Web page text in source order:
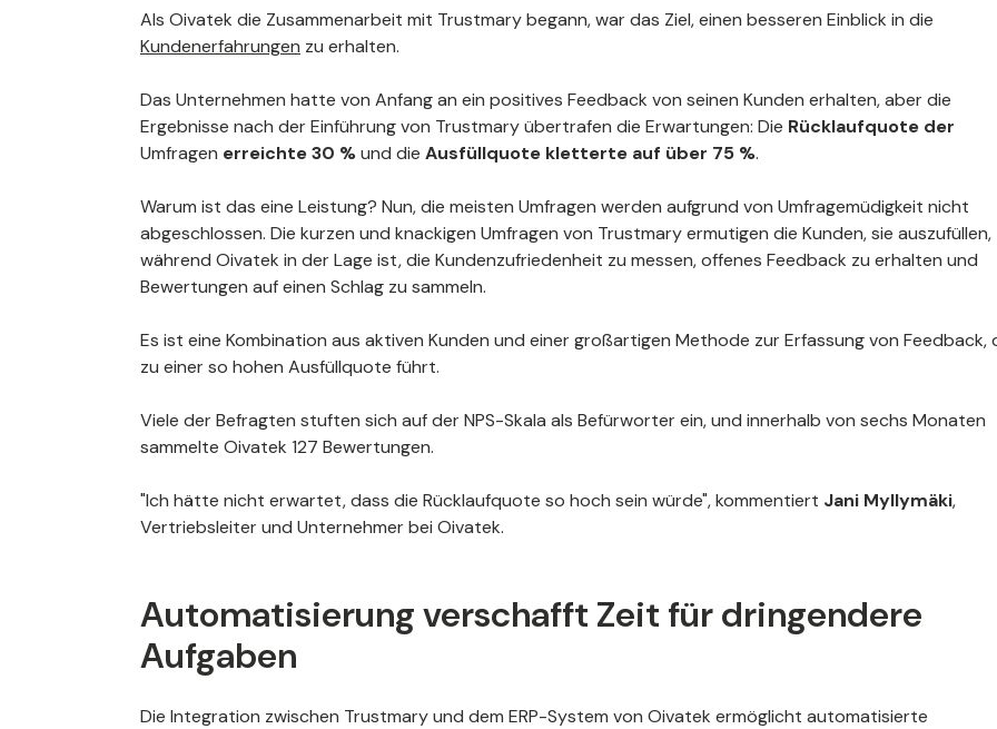
Als Oivatek die Zusammenarbeit mit Trustmary begann, war das Ziel, einen besseren Einblick in die
Kundenerfahrungen zu erhalten.
Das Unternehmen hatte von Anfang an ein positives Feedback von seinen Kunden erhalten, aber die
Ergebnisse nach der Einführung von Trustmary übertrafen die Erwartungen: Die Rücklaufquote der
Umfragen erreichte 30 %und die Ausfüllquote kletterte auf über 75 %.
Warum ist das eine Leistung? Nun, die meisten Umfragen werden aufgrund von Umfragemüdigkeit nicht
abgeschlossen. Die kurzen und knackigen Umfragen von Trustmary ermutigen die Kunden, sie auszufüllen,
während Oivatek in der Lage ist, die Kundenzufriedenheit zu messen, offenes Feedback zu erhalten und
Bewertungen auf einen Schlag zu sammeln.
Es ist eine Kombination aus aktiven Kunden und einer großartigen Methode zur Erfassung von Feedback,
zu einer so hohen Ausfüllquote führt.
Viele der Befragten stuften sich auf der NPS-Skala als Befürworter ein, und innerhalb von sechs Monaten
sammelte Oivatek 127 Bewertungen.
"Ich hätte nicht erwartet, dass die Rücklaufquote so hoch sein würde", kommentiert Jani Myllymäki,
Vertriebsleiter und Unternehmer bei Oivatek.
Automatisierung verschafft Zeit für dringendere
Aufgaben
Die Integration zwischen Trustmary und dem ERP-System von Oivatek ermöglicht automatisierte